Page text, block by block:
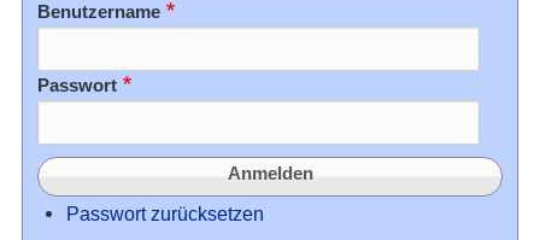
Benutzername
Passwort
Passwort zurücksetzen